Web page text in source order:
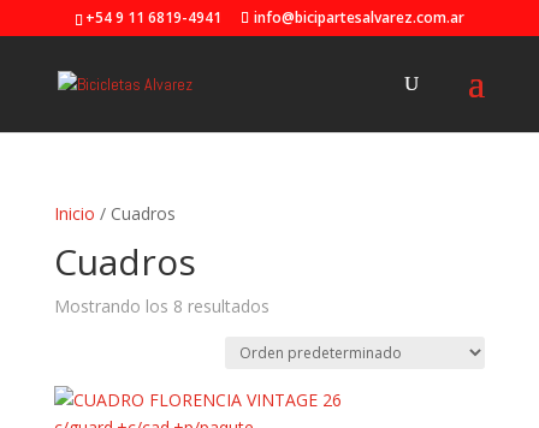
+54 9 11 6819-4941 info@bicipartesalvarez.com.ar
Inicio / Cuadros
Cuadros
Mostrando los 8 resultados